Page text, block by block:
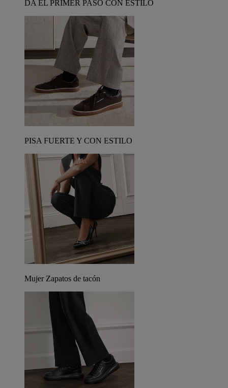
DA EL PRIMER PASO CON ESTILO
PISA FUERTE Y CON ESTILO
Mujer Zapatos de tacón